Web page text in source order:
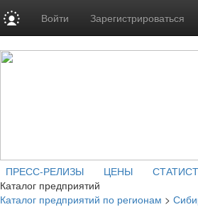
Войти Зарегистрироваться
ПРЕСС-РЕЛИЗЫ ЦЕНЫ
Каталог предприятий
Каталог предприятий по регионам >